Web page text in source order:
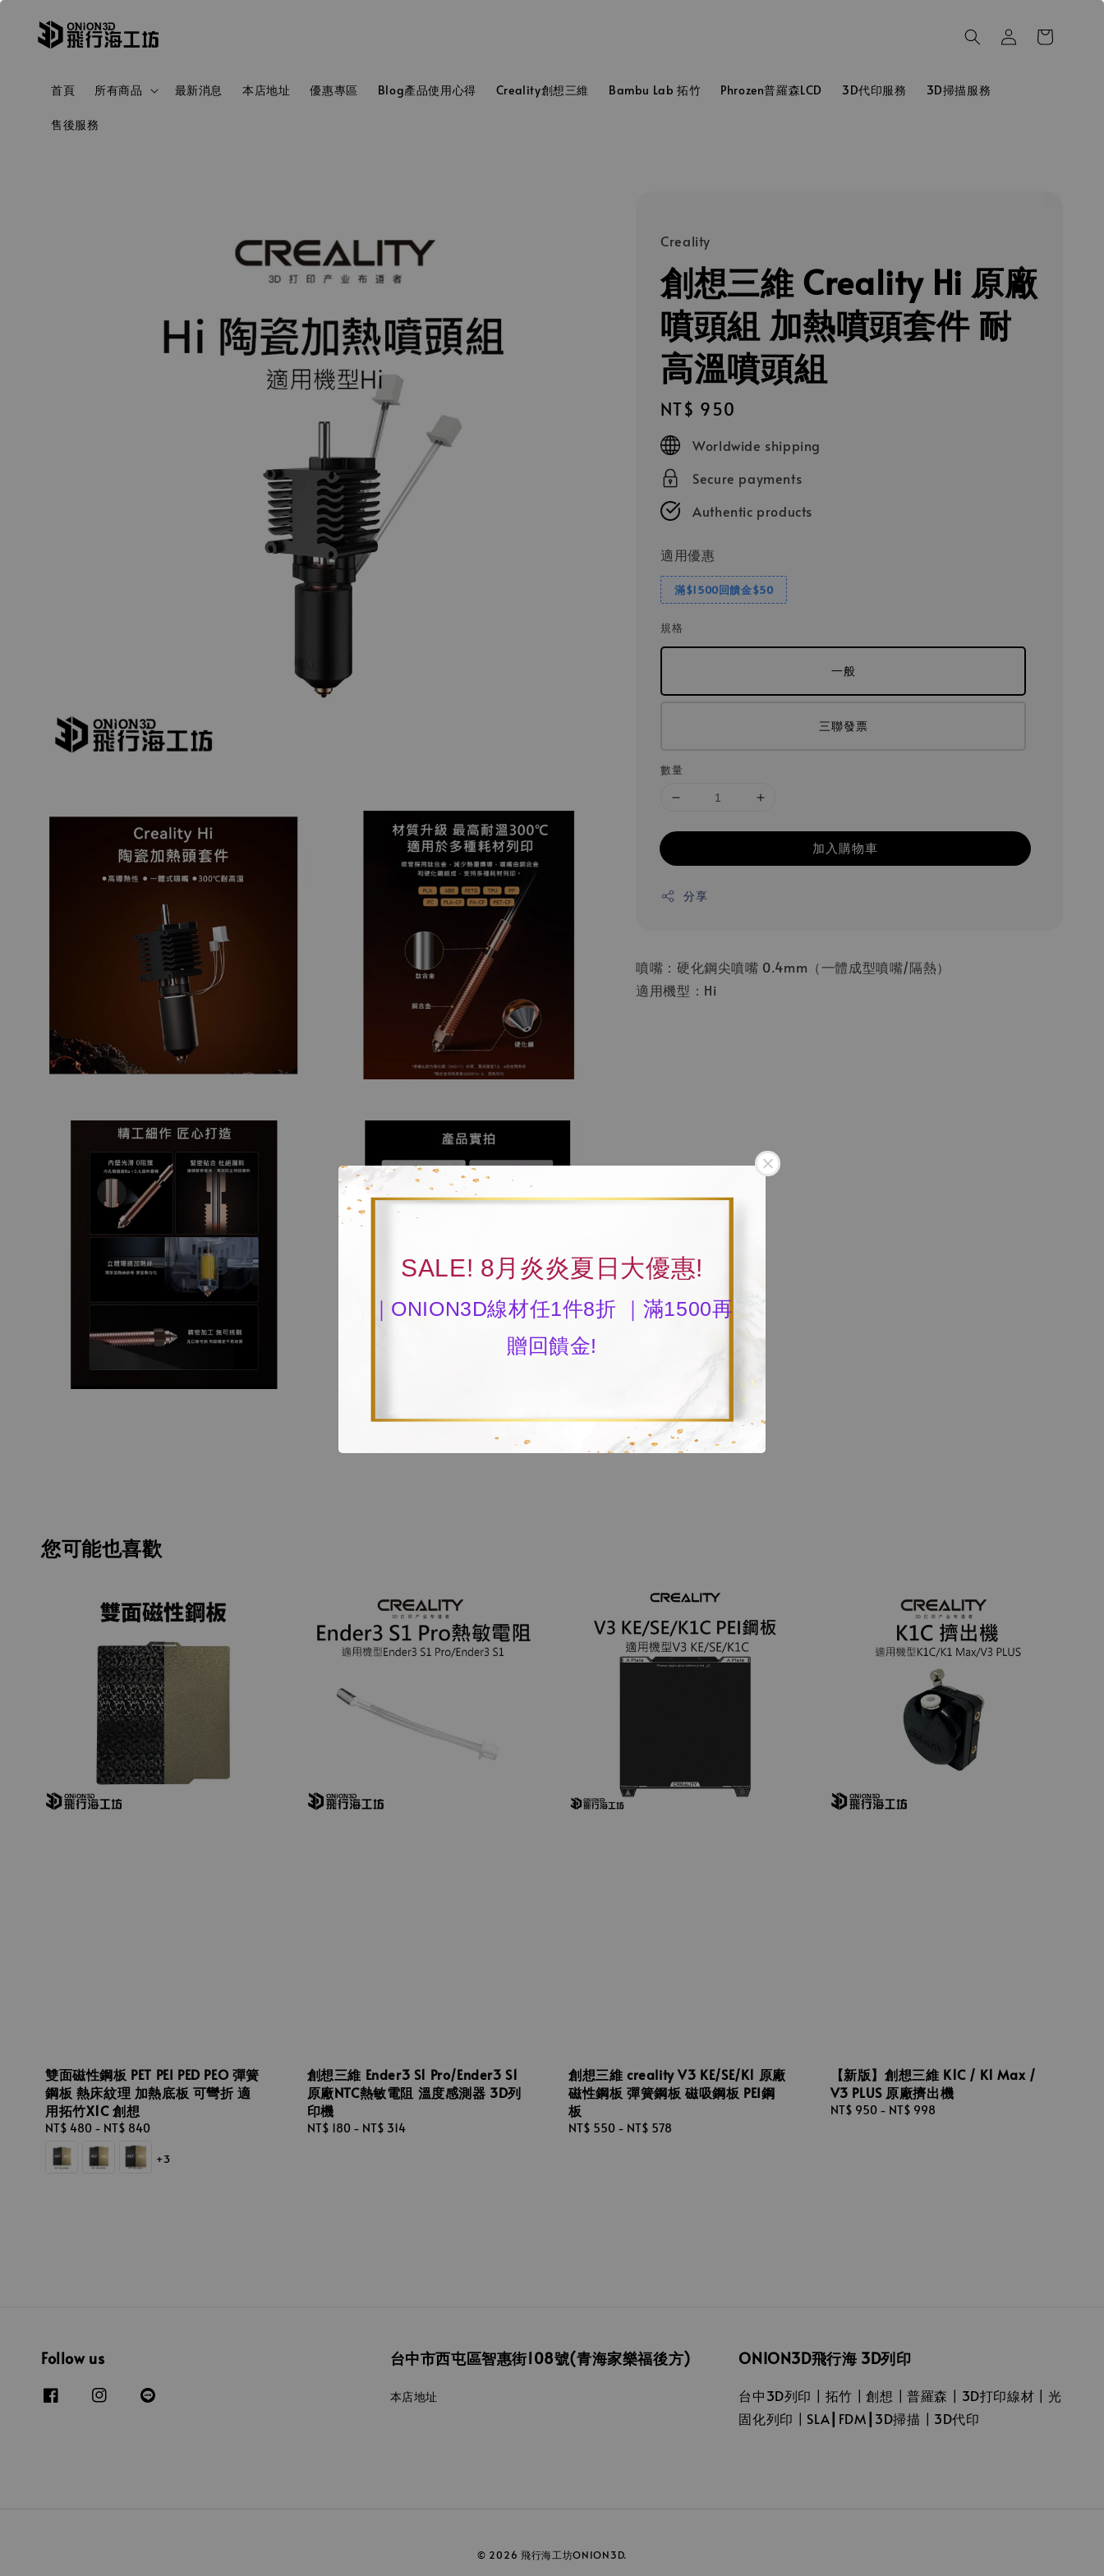
SALE! 8月炎炎夏日大優惠!
｜ONION3D線材任1件8折 ｜滿1500再
贈回饋金!
首頁 所有商品 最新消息 本店地址 優惠專區 Blog產品使用心得 Creality創想三維 Bambu Lab 拓竹 Phrozen普羅森LCD 3D代印服務 3D掃描服務
售後服務
Creality
創想三維 Creality Hi 原廠
噴頭組 加熱噴頭套件 耐
高溫噴頭組
Regular
price
NT$ 950
Worldwide shipping
Secure payments
Authentic products
適用優惠
滿$1500回饋金$50
規格
一般
三聯發票
數量
加入購物車
分享
噴嘴：硬化鋼尖噴嘴 0.4mm（一體成型噴嘴/隔熱）
適用機型：Hi
您可能也喜歡
雙面磁性鋼板 PET PEI PED PEO 彈簧
鋼板 熱床紋理 加熱底板 可彎折 適
用拓竹X1C 創想
Regular
price
NT$ 480 - NT$ 840
+3
創想三維 Ender3 S1 Pro/Ender3 S1
原廠NTC熱敏電阻 溫度感測器 3D列
印機
Regular
NT$ 180- NT$ 314
創想三維 creality V3 KE/SE/K1 原廠
磁性鋼板 彈簧鋼板 磁吸鋼板 PEI鋼
板
Regular
NT$ 550 - NT$ 578
【新版】創想三維 K1C / K1 Max /
V3 PLUS 原廠擠出機
Regular
NT$ 950- NT$ 998
Follow us 台中市西屯區智惠街108號(青海家樂福後方)
本店地址
ONION3D飛行海 3D列印
台中3D列印┃拓竹┃創想┃普羅森┃3D打印線材┃光
固化列印┃SLA┃FDM┃3D掃描┃3D代印
© 2026 飛行海工坊ONION3D.